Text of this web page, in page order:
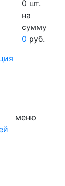
0 шт.
на
сумму
0 руб.
меню